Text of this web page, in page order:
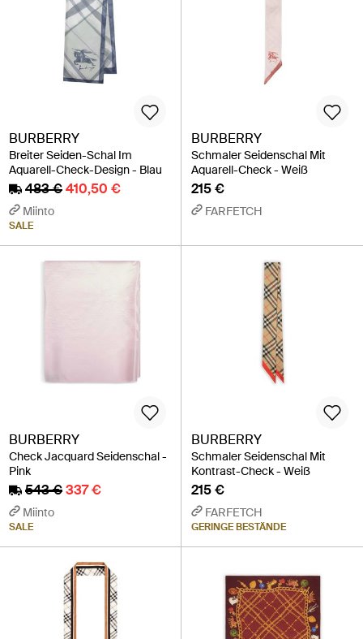
BURBERRY
Breiter Seiden-Schal Im
Aquarell-Check-Design - Blau
483 €410,50 €
Miinto
SALE
BURBERRY
Schmaler Seidenschal Mit
Aquarell-Check - Weiß
215 €
FARFETCH
BURBERRY
Check Jacquard Seidenschal -
Pink
543 €337 €
Miinto
SALE
BURBERRY
Schmaler Seidenschal Mit
Kontrast-Check - Weiß
215 €
FARFETCH
GERINGE BESTÄNDE